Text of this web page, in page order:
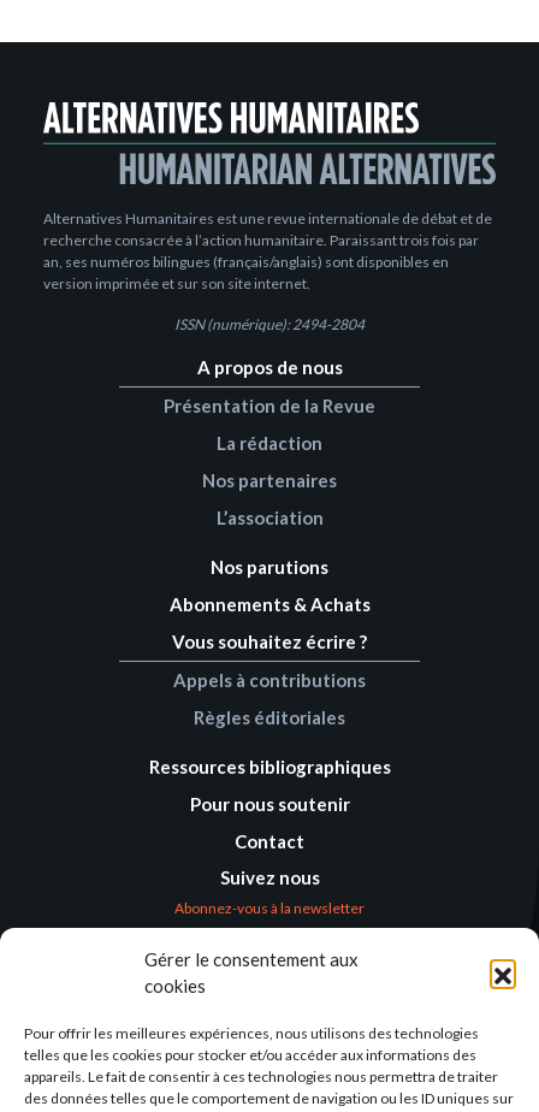
Gérer le consentement aux
cookies
Pour offrir les meilleures expériences, nous utilisons des technologies
telles que les cookies pour stocker et/ou accéder aux informations des
appareils. Le fait de consentir à ces technologies nous permettra de traiter
des données telles que le comportement de navigation ou les ID uniques sur
Alternatives Humanitaires est une revue internationale de débat et de
recherche consacrée à l’action humanitaire. Paraissant trois fois par
an, ses numéros bilingues (français/anglais) sont disponibles en
version imprimée et sur son site internet.
ISSN (numérique): 2494-2804
A propos de nous
Présentation de la Revue
La rédaction
Nos partenaires
L’association
Nos parutions
Abonnements & Achats
Vous souhaitez écrire ?
Appels à contributions
Règles éditoriales
Ressources bibliographiques
Pour nous soutenir
Contact
Suivez nous
Abonnez-vous à la newsletter
Humanitaires –
Humanitarian
Alternatives